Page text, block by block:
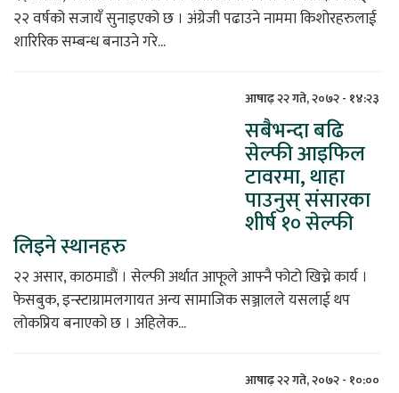
२२ वर्षको सजायँ सुनाइएको छ । अंग्रेजी पढाउने नाममा किशोरहरुलाई
शारिरिक सम्बन्ध बनाउने गरे...
आषाढ़ २२ गते, २०७२ - १४:२३
सबैभन्दा बढि
सेल्फी आइफिल
टावरमा, थाहा
पाउनुस् संसारका
शीर्ष १० सेल्फी
लिइने स्थानहरु
२२ असार, काठमाडाैं । सेल्फी अर्थात आफूले आफ्नै फोटो खिच्ने कार्य ।
फेसबुक, इन्स्टाग्रामलगायत अन्य सामाजिक सञ्जालले यसलाई थप
लोकप्रिय बनाएको छ । अहिलेक...
आषाढ़ २२ गते, २०७२ - १०:००